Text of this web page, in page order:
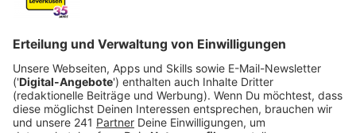
noch einmal neue Aufgabenfelder in den Fokus.
Anzeige